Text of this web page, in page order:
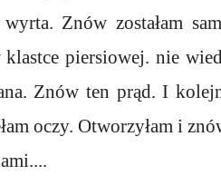
wyrta. Znów zostałam
klastce piersiowej. nie
Znów ten prąd. I
oczy. Otworzyłam i